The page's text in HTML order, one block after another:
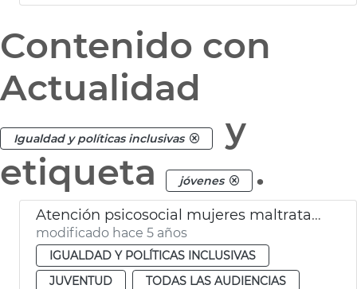
Contenido con
Actualidad
Igualdad y políticas inclusivas
y
etiqueta
jóvenes .
Atención psicosocial mujeres maltratadas
modificado hace 5 años
IGUALDAD Y POLÍTICAS INCLUSIVAS
JUVENTUD
TODAS LAS AUDIENCIAS